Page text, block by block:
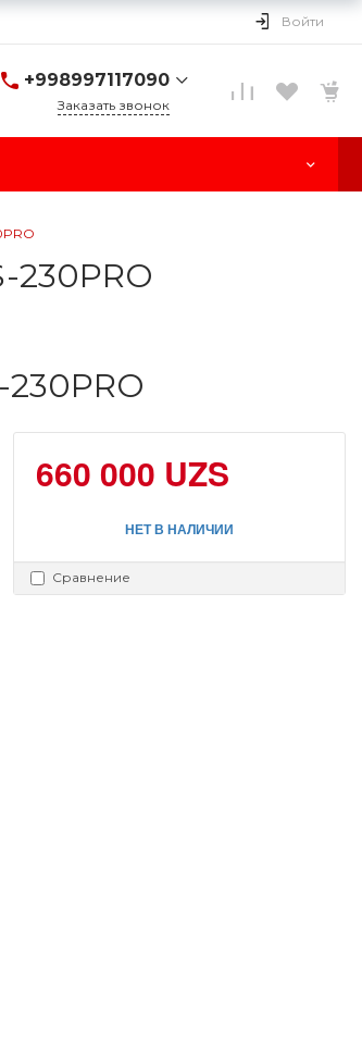
Войти
+998997117090
Заказать звонок
660 000 UZS
НЕТ В НАЛИЧИИ
Сравнение